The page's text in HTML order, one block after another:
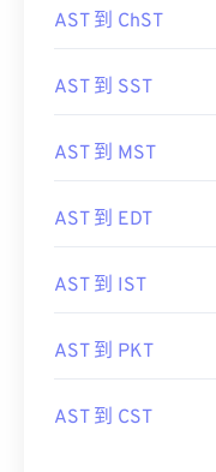
AST 到 ChST
AST 到 SST
AST 到 MST
AST 到 EDT
AST 到 IST
AST 到 PKT
AST 到 CST